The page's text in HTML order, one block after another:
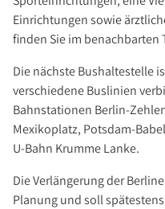
Einrichtungen sowie
finden Sie im
Die nächste Bushaltestelle
verschiedene Buslinien
Bahnstationen Berlin-
Mexikoplatz, Potsdam-
U-Bahn Krumme Lanke.
Die Verlängerung der
Planung und soll